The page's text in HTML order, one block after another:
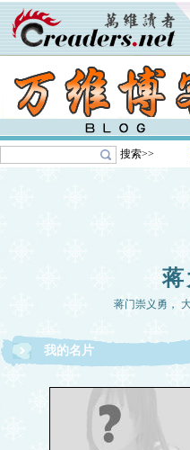
搜索>>
蒋门崇义勇，
我的名片